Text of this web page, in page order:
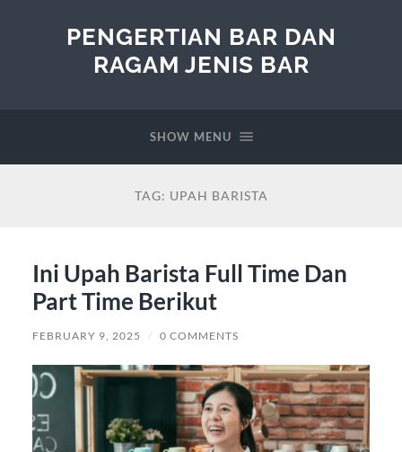
PENGERTIAN BAR DAN
RAGAM JENIS BAR
SHOW MENU
TAG: UPAH BARISTA
Ini Upah Barista Full Time Dan
Part Time Berikut
FEBRUARY 9, 2025 / 0 COMMENTS